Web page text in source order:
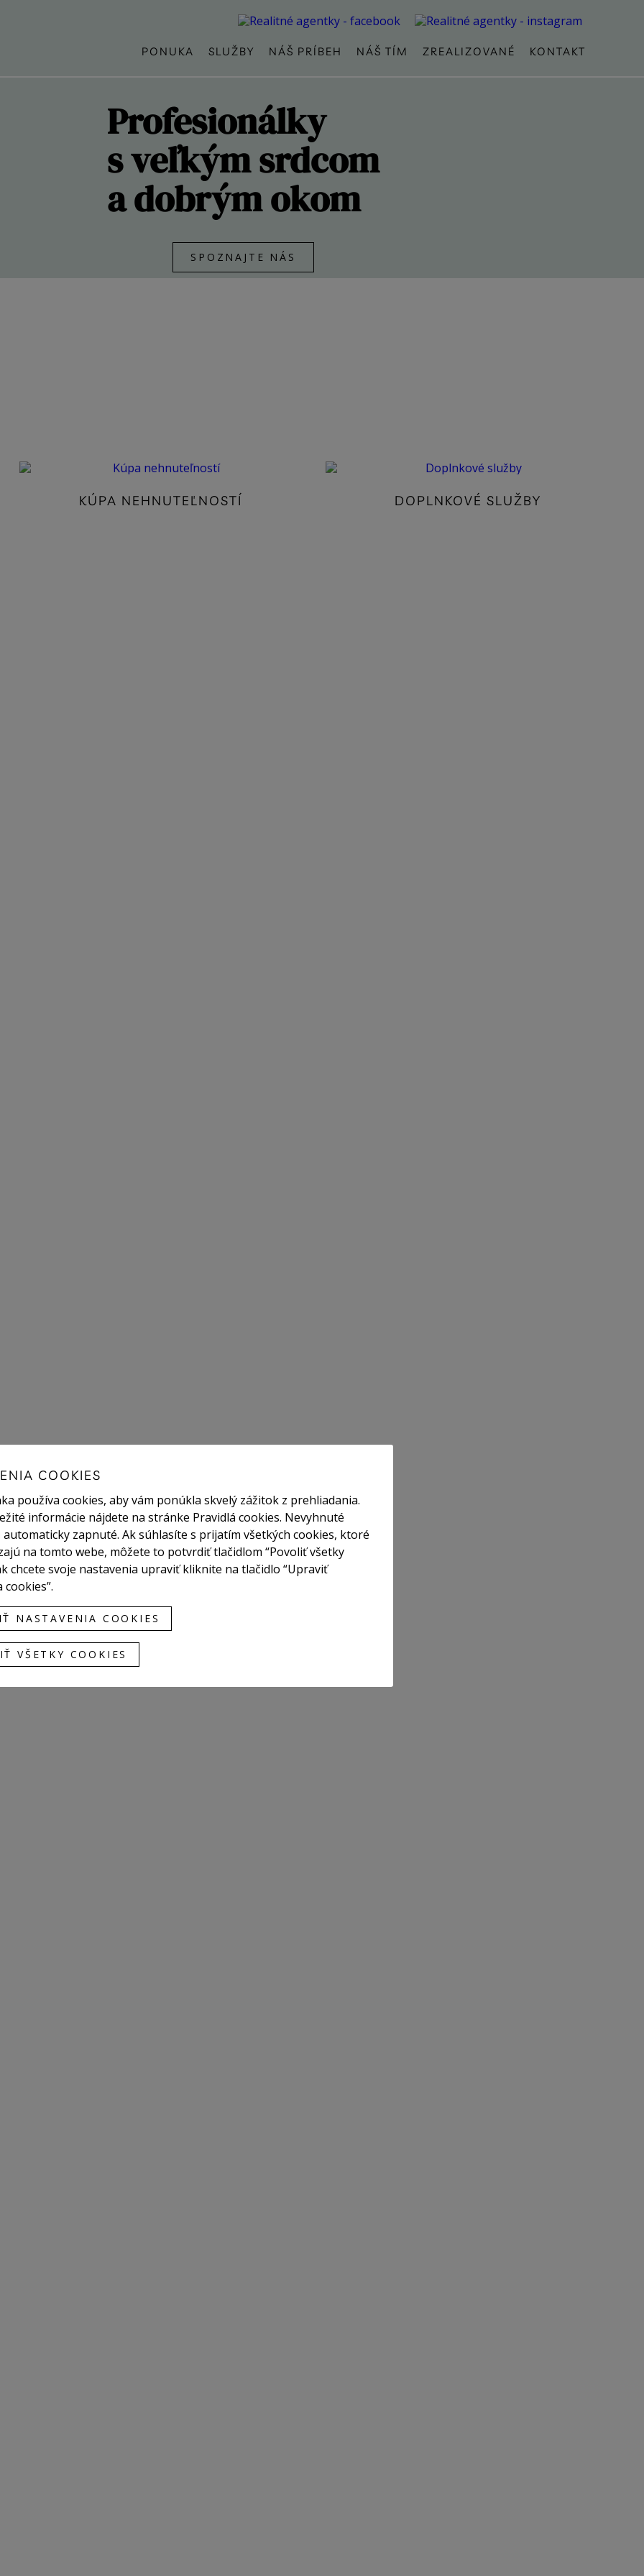
PONUKA SLUŽBY NÁŠ PRÍBEH NÁŠ TÍM ZREALIZOVANÉ KONTAKT
Profesionálky
s veľkým srdcom
a dobrým okom
SPOZNAJTE NÁS
KÚPA NEHNUTEĽNOSTÍ DOPLNKOVÉ SLUŽBY
COOKIES
používa cookies, aby vám ponúkla skvelý zážitok z prehliadania.
informácie nájdete na stránke Pravidlá cookies. Nevyhnuté
automaticky zapnuté. Ak súhlasíte s prijatím všetkých cookies, ktoré
na tomto webe, môžete to potvrdiť tlačidlom “Povoliť všetky
chcete svoje nastavenia upraviť kliknite na tlačidlo “Upraviť
cookies”.
NASTAVENIA COOKIES
VŠETKY COOKIES